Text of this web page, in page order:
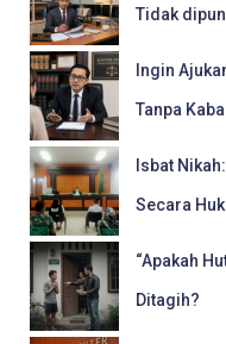
Tidak
Ingin
Tanpa
Isbat
Secara
“Apakah
Ditagih?